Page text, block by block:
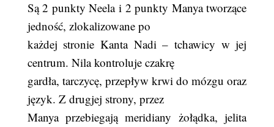
Są 2 punkty Neela i 2 punkty Manya tworzące
jedność, zlokalizowane po
każdej stronie Kanta Nadi – tchawicy w jej
centrum. Nila kontroluje czakrę
gardła, tarczycę, przepływ krwi do mózgu oraz
język. Z drugjej strony, przez
Manya przebiegają meridiany żołądka, jelita